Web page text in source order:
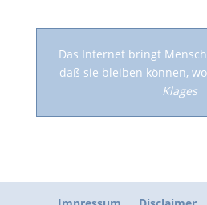
Das Internet bringt
daß sie bleiben können,
Klages